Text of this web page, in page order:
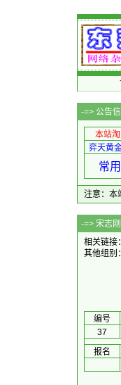
-=> 公告
本站
弈天黄
常
注意：本
-=> 宋
相关链接：
其他组别：
编号
37
报名